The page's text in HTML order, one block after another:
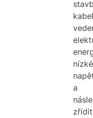
a
zřídit